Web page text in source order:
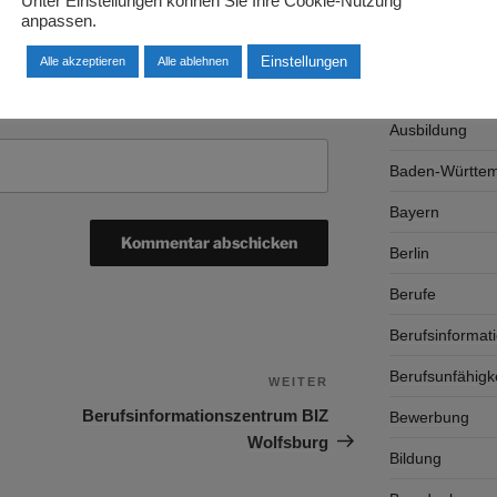
Nächster
Beitrag
WEITER
Berufsinformationszentrum BIZ
Wolfsburg
Arbeitsrecht
Ausbildung
Baden-
Bayern
Berlin
Berufe
Bewerbung
Bildung
anpassen.
Alle akzeptieren Alle ablehnen Einstellungen